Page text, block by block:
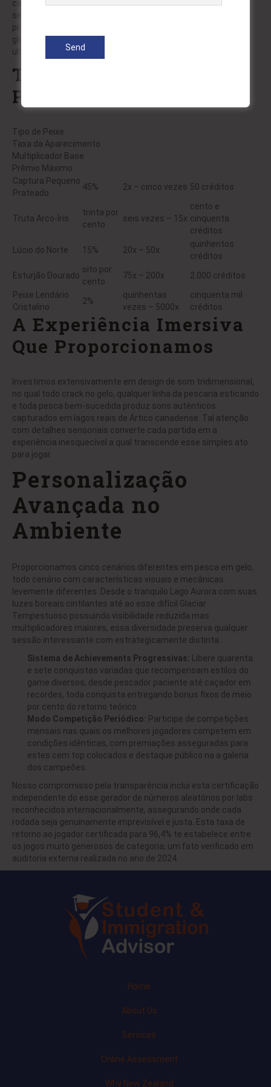
carregam prêmios instantâneos que vão de 500x para 5000x
seu valor na aposta inicial. Adicionalmente, nosso prêmio
progressivo acumula dois por cento de toda aposta realizada
globalmente, formando prêmios que regularmente
ultrapassam valores consideráveis.
Tabela Completa com
Prêmios e Bônus
Tipo de Peixe
Taxa da Aparecimento
Multiplicador Base
Prêmio Máximo
Captura Pequeno
Prateado
45% 2x – cinco vezes 50 créditos
Truta Arco-Íris
trinta por
cento
seis vezes – 15x
cento e
cinquenta
créditos
Lúcio do Norte
15% 20x – 50x
quinhentos
créditos
Esturjão Dourado
oito por
cento
75x – 200x
2.000 créditos
Peixe Lendário
Cristalino
2%
quinhentas
vezes – 5000x
cinquenta mil
créditos
A Experiência Imersiva
Que Proporcionamos
Investimos extensivamente em design de som tridimensional,
no qual todo crack no gelo, qualquer linha da pescaria esticando
e toda pesca bem-sucedida produz sons autênticos
capturados em lagos reais de Ártico canadense. Tal atenção
com detalhes sensoriais converte cada partida em a
experiência inesquecível a qual transcende esse simples ato
para jogar.
Personalização
Avançada no
Ambiente
Proporcionamos cinco cenários diferentes em pesca em gelo,
todo cenário com características visuais e mecânicas
levemente diferentes. Desde o tranquilo Lago Aurora com suas
luzes boreais cintilantes até ao esse difícil Glaciar
Tempestuoso possuindo visibilidade reduzida mas
multiplicadores maiores, essa diversidade preserva qualquer
sessão interessante com estrategicamente distinta.
Sistema de Achievements Progressivas: Libere quarenta
e sete conquistas variadas que recompensam estilos do
game diversos, desde pescador paciente até caçador em
recordes, toda conquista entregando bonus fixos de meio
por cento do retorno teórico.
Modo Competição Periódico: Participe de competições
mensais nas quais os melhores jogadores competem em
condições idênticas, com premiações asseguradas para
estes cem top colocados e destaque público na a galeria
dos campeões.
Nosso compromisso pela transparência inclui esta certificação
independente do esse gerador de números aleatórios por labs
reconhecidos internacionalmente, assegurando onde cada
rodada seja genuinamente imprevisível e justa. Esta taxa de
retorno ao jogador certificada para 96,4% te estabelece entre
os jogos muito generosos de categoria, um fato verificado em
auditoria externa realizada no ano de 2024.
Home
About Us
Services
Online Assessment
Why New Zealand